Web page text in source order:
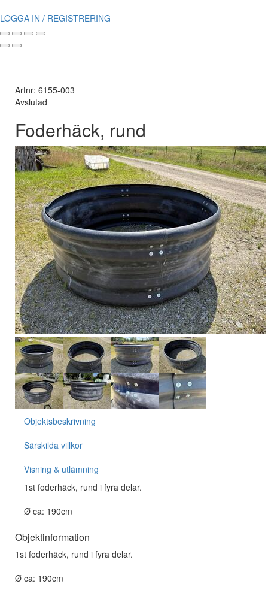
LOGGA IN / REGISTRERING
Artnr: 6155-003
Avslutad
Foderhäck, rund
Objektsbeskrivning
Särskilda villkor
Visning & utlämning
1st foderhäck, rund i fyra delar.
Ø ca: 190cm
Objektinformation
1st foderhäck, rund i fyra delar.
Ø ca: 190cm